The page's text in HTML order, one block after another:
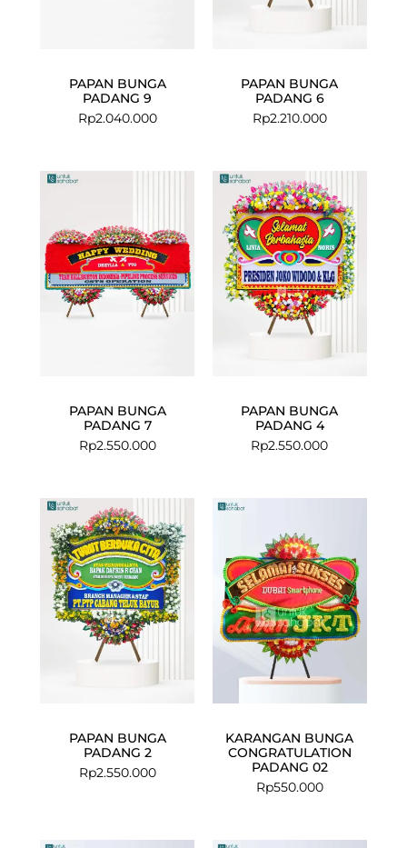
PAPAN BUNGA
PADANG 9
Rp2.040.000
PAPAN BUNGA
PADANG 6
Rp2.210.000
PAPAN BUNGA
PADANG 7
Rp2.550.000
PAPAN BUNGA
PADANG 4
Rp2.550.000
PAPAN BUNGA
PADANG 2
Rp2.550.000
KARANGAN BUNGA
CONGRATULATION
PADANG 02
Rp550.000